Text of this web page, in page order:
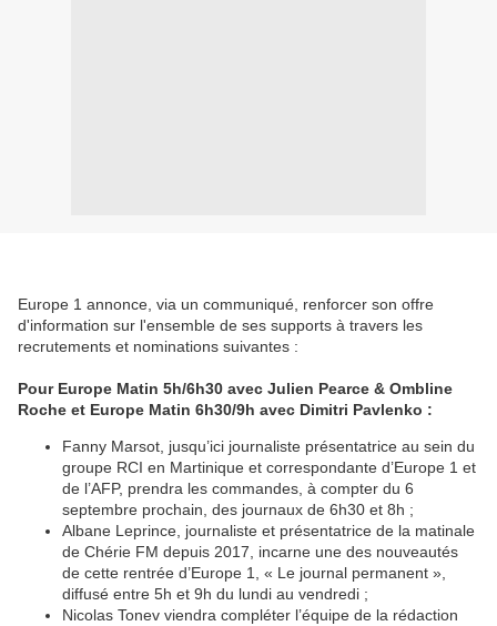
Europe 1 annonce, via un communiqué, renforcer son offre
d'information sur l'ensemble de ses supports à travers les
recrutements et nominations suivantes :
Pour Europe Matin 5h/6h30 avec Julien Pearce & Ombline
Roche et Europe Matin 6h30/9h avec Dimitri Pavlenko :
Fanny Marsot, jusqu’ici journaliste présentatrice au sein du
groupe RCI en Martinique et correspondante d’Europe 1 et
de l’AFP, prendra les commandes, à compter du 6
septembre prochain, des journaux de 6h30 et 8h ;
Albane Leprince, journaliste et présentatrice de la matinale
de Chérie FM depuis 2017, incarne une des nouveautés
de cette rentrée d’Europe 1, « Le journal permanent »,
diffusé entre 5h et 9h du lundi au vendredi ;
Nicolas Tonev viendra compléter l’équipe de la rédaction